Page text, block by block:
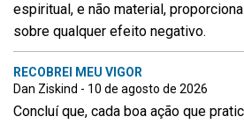
espiritual, e não material,
sobre qualquer efeito negativo.
RECOBREI MEU VIGOR
Dan Ziskind - 10 de agosto de 2026
Concluí que, cada boa ação que